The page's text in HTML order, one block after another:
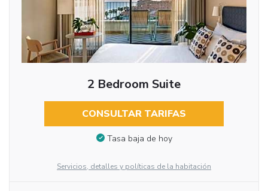
2 Bedroom Suite
CONSULTAR TARIFAS
Tasa baja de hoy
Servicios, detalles y políticas de la habitación